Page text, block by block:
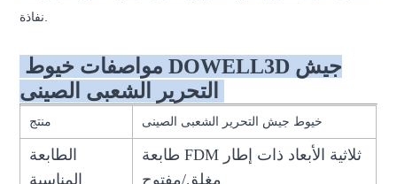
منتج خيوط جيش التحرير الشعبى الصينى
الطابعة
المناسبة
طابعة FDM ثلاثية الأبعاد ذات إطار
مغلق/مفتوح